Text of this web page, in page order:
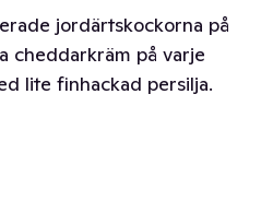
jordärtskockorna på
cheddarkräm på varje
lite finhackad persilja.